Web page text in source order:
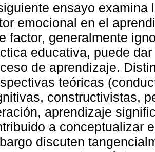
ensayo examina
emocional en el
factor, generalmente
educativa, puede
de aprendizaje.
teóricas
constructivistas,
aprendizaje
a conceptualizar
discuten